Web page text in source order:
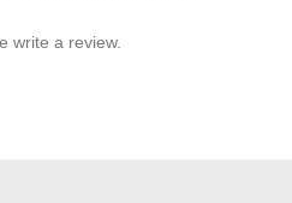
write a review.